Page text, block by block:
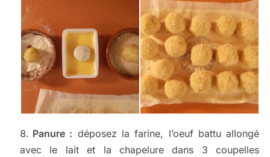
Panure : déposez la farine, l’oeuf battu allongé
avec le lait et la chapelure dans 3 coupelles